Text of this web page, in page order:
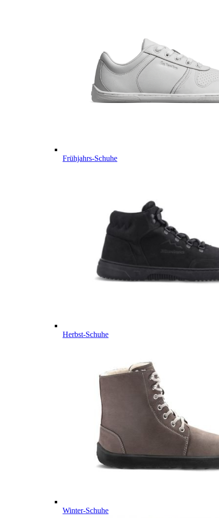
Frühjahrs-Schuhe
Herbst-Schuhe
Winter-Schuhe